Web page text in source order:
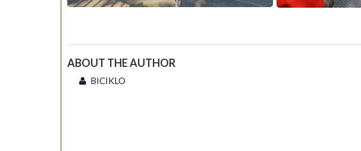
ABOUT THE AUTHOR
BICIKLO